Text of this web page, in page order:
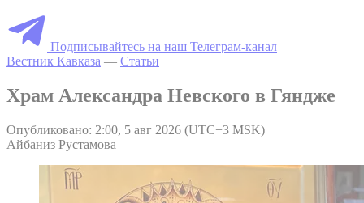
Подписывайтесь на наш Телеграм-канал
Вестник Кавказа — Статьи
Храм Александра Невского в Гяндже
Опубликовано: 2:00, 5 авг 2026 (UTC+3 MSK)
Айбаниз Рустамова